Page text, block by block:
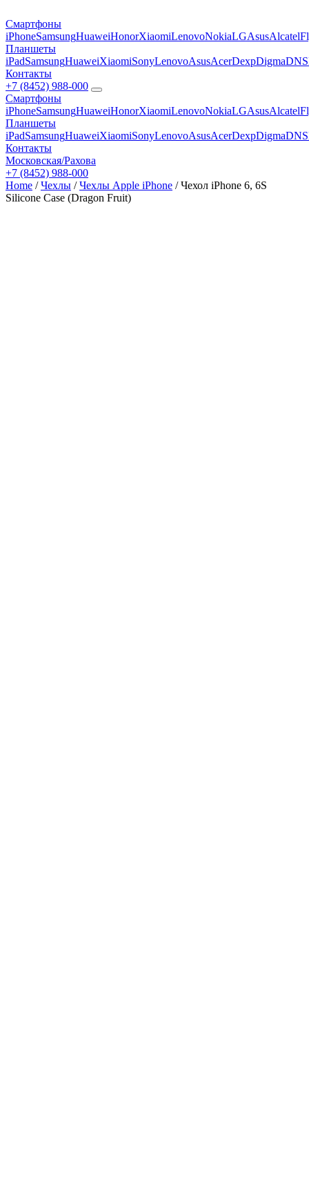
Смартфоны
iPhoneSamsungHuaweiHonorXiaomiLenovoNokiaLGAsusAlcatel
Планшеты
iPadSamsungHuaweiXiaomiSonyLenovoAsusAcerDexpDigmaDNS
Контакты
+7 (8452) 988-000
Смартфоны
iPhoneSamsungHuaweiHonorXiaomiLenovoNokiaLGAsusAlcatel
Планшеты
iPadSamsungHuaweiXiaomiSonyLenovoAsusAcerDexpDigmaDNS
Контакты
Московская/Рахова
+7 (8452) 988-000
Home /Чехлы /Чехлы Apple iPhone / Чехол iPhone 6, 6S
Silicone Case (Dragon Fruit)